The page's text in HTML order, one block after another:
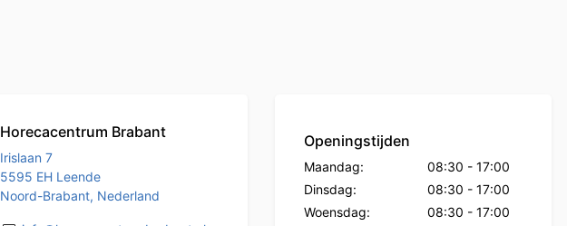
Horecacentrum Brabant
Irislaan 7
5595 EH Leende
Noord-Brabant, Nederland
Openingstijden
Maandag: 08:30 - 17:00
Dinsdag:
08:30 - 17:00
Woensdag:
08:30 - 17:00